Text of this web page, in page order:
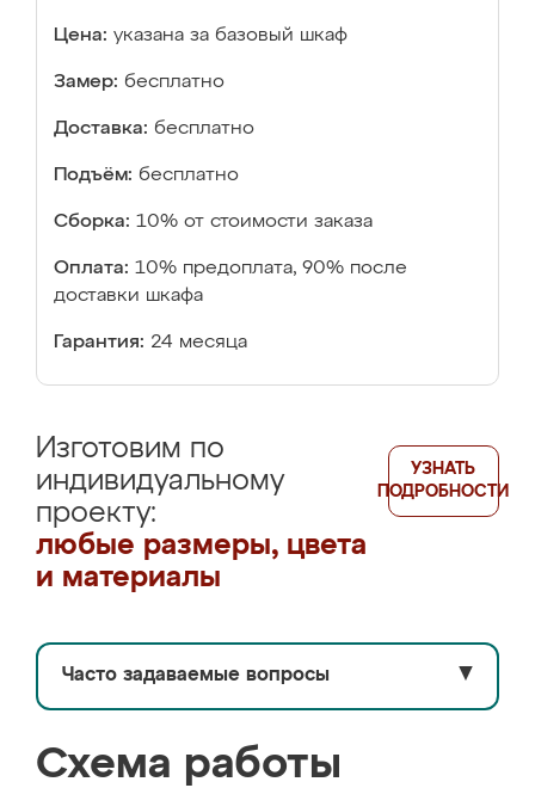
Цена: указана за базовый шкаф
Замер: бесплатно
Доставка: бесплатно
Подъём: бесплатно
Сборка: 10% от стоимости заказа
Оплата: 10% предоплата, 90% после
доставки шкафа
Гарантия: 24 месяца
Изготовим по
индивидуальному
проекту:
любые размеры, цвета
и материалы
УЗНАТЬ
ПОДРОБНОСТИ
Часто задаваемые вопросы ▼
Схема работы